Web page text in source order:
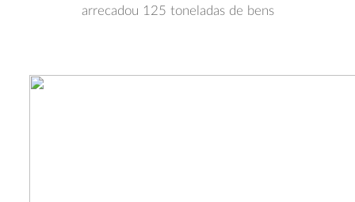
arrecadou 125 toneladas de bens